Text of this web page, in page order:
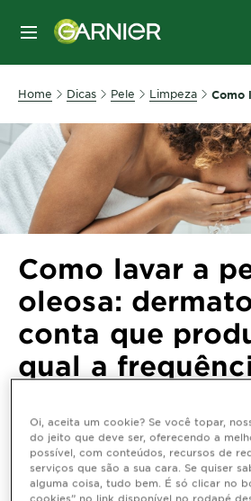
MENU
Home Dicas Pele Limpeza Como
Como lavar a
oleosa:
conta que
qual a
correto de
limpeza facial
Oi, aceita um cookie? Se você topar,
do jeito que deve ser, oferecendo a
possível, com conteúdos, recursos de
serviços que são a sua cara. Se quiser
alguma coisa, tudo bem. É só clicar no
cookies” no link disponível no rodapé